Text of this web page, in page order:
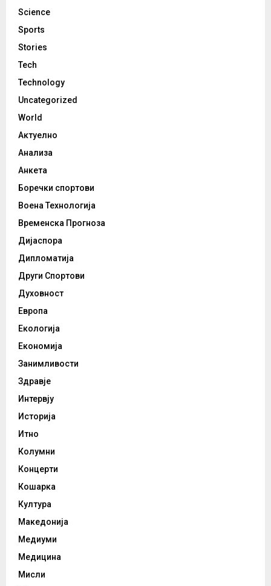
Science
Sports
Stories
Tech
Technology
Uncategorized
World
Актуелно
Анализа
Анкета
Боречки спортови
Воена Технологија
Временска Прогноза
Дијаспора
Дипломатија
Други Спортови
Духовност
Европа
Екологија
Економија
Занимливости
Здравје
Интервју
Историја
Итно
Колумни
Концерти
Кошарка
Култура
Македонија
Медиуми
Медицина
Мисли